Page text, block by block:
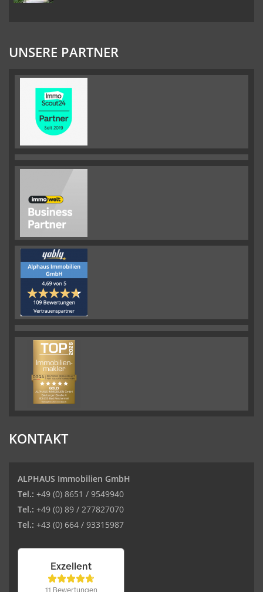
UNSERE PARTNER
KONTAKT
ALPHAUS Immobilien GmbH
Tel.: +49 (0) 8651 / 9549940
Tel.: +49 (0) 89 / 277827070
Tel.: +43 (0) 664 / 93315987